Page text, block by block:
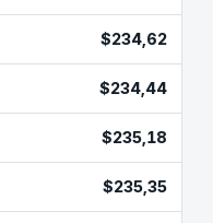
$234,62
$234,44
$235,18
$235,35